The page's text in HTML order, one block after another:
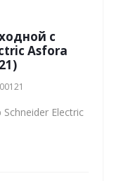
с
Asfora
Schneider Electric